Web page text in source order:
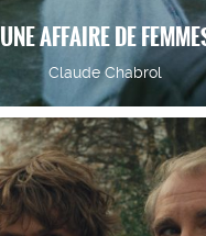
UNE AFFAIRE DE
Claude Chabrol